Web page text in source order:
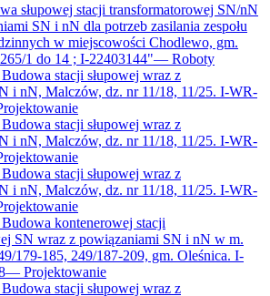
słupowej stacji transformatorowej SN/nN
SN i nN dla potrzeb zasilania zespołu
w miejscowości Chodlewo, gm.
1 do 14 ; I-22403144"— Roboty
stacji słupowej wraz z
i nN, Malczów, dz. nr 11/18, 11/25. I-WR-
stacji słupowej wraz z
i nN, Malczów, dz. nr 11/18, 11/25. I-WR-
stacji słupowej wraz z
i nN, Malczów, dz. nr 11/18, 11/25. I-WR-
kontenerowej stacji
SN wraz z powiązaniami SN i nN w m.
179-185, 249/187-209, gm. Oleśnica. I-
— Projektowanie
stacji słupowej wraz z